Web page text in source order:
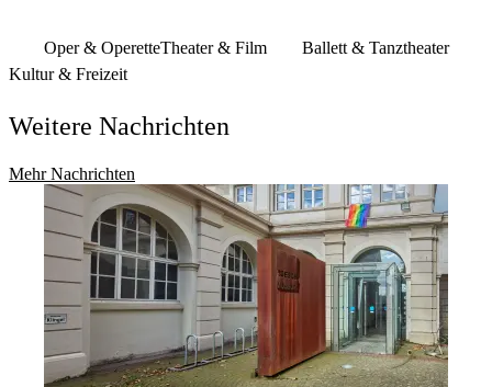
Oper & OperetteTheater & Film
Ballett & Tanztheater
Kultur & Freizeit
Weitere Nachrichten
Mehr Nachrichten